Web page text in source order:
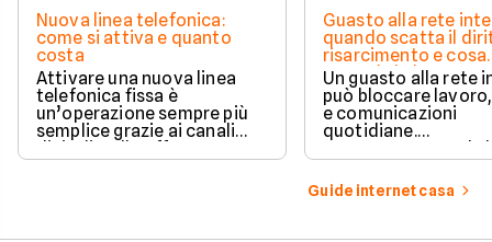
Nuova linea telefonica:
come si attiva e quanto
costa
Attivare una nuova linea
telefonica fissa è
un’operazione sempre più
semplice grazie ai canali
digitali e alle offerte
integrate con internet casa.
Guasto alla rete
quando scatta il
risarcimento e cosa
prevede la legge
Un guasto alla rete
può bloccare
e comunicazioni
quotidiane.
Fortunatamente, la
prevede strumenti
per ottenere un
risarcimento in
Guide internet casa